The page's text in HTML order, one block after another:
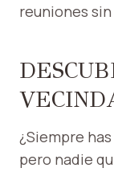
reuniones
¿Siempre
pero nadie